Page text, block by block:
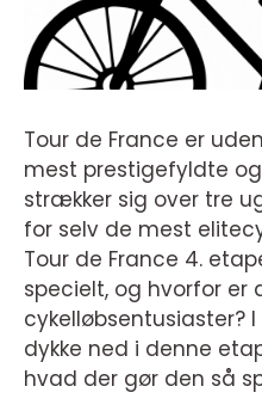
Tour de France er
mest prestigefyldte og
strækker sig over tre
for selv de mest
Tour de France 4.
specielt, og hvorfor
cykelløbsentusiaster?
dykke ned i denne
hvad der gør den så